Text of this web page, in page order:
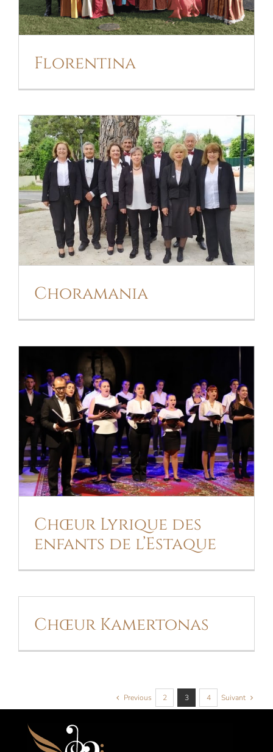
Florentina
CHORAMANIA
Choramania
CHŒUR LYRIQUE DES ENFANTS DE
L’ESTAQUE
Chœur Lyrique des
enfants de l’Estaque
Chœur Kamertonas
Previous 2 3 4 Suivant